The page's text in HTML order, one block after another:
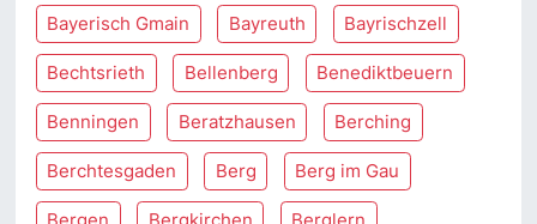
Bayerisch Gmain Bayreuth Bayrischzell
Bechtsrieth Bellenberg Benediktbeuern
Benningen Beratzhausen Berching
Berchtesgaden Berg Berg im Gau